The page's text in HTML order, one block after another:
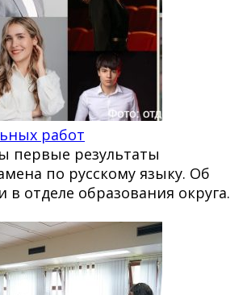
работ
первые результаты
по русскому языку. Об
отделе образования округа.